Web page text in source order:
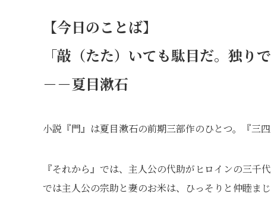
【今日のことば】
「敲（たた）いても駄目だ。独り
－－夏目漱石
小説『門』は夏目漱石の前期三部作のひとつ。『三
『それから』では、主人公の代助がヒロインの三千
では主人公の宗助と妻のお米は、ひっそりと仲睦まじ